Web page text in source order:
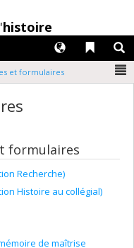
histoire
Liens
Langues
et formulaires
formulaires
Recherche)
Histoire au collégial)
de maîtrise